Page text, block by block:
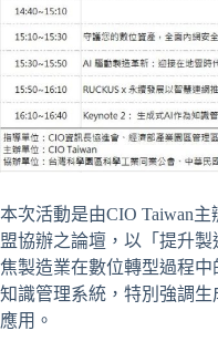
本次活動是由CIO Taiwan
盟協辦之論壇，以「提升
焦製造業在數位轉型過程
知識管理系統，特別強調
應用。